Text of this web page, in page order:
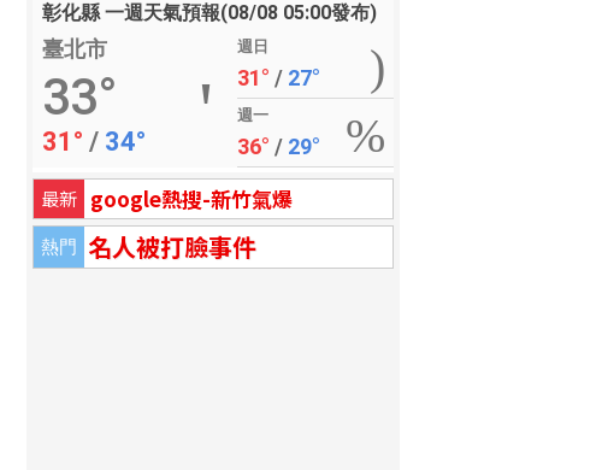
彰化縣 一週天氣預報(08/08 05:00發布)
臺北市
33°
31° / 34°
週日
31° / 27°
週一
36° / 29°
最新 google熱搜-新竹氣爆
熱門 名人被打臉事件